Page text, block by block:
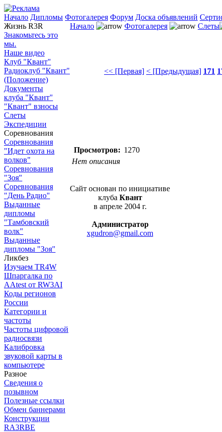
Начало Дипломы Фотогалерея Форум Доска объявлений
Жизнь R3R
Знакомьтесь это
мы.
Наше видео
Клуб "Квант"
Радиоклуб "Квант"
(Положение)
Документы
клуба "Квант"
"Квант" взносы
Слеты
Экспедиции
Соревнования
Соревнования
"Идет охота на
волков"
Соревнования
"Зоя"
Соревнования
"День Радио"
Выданные
дипломы
"Тамбовский
волк"
Выданные
дипломы "Зоя"
Ликбез
Изучаем TR4W
Шпаргалка по
AAtest от RW3AI
Коды регионов
России
Категории и
частоты
Частоты цифровой
радиосвязи
Калибровка
звуковой карты в
компьютере
Разное
Сведения о
позывном
Полезные ссылки
Обмен баннерами
Конструкции
RA3RBE
Начало Фотогалерея Слеты
<< [Первая] < [Предыдущая] 171
Просмотров: 1270
Нет описания
Сайт основан по инициативе
клуба Квант
в апреле 2004 г.
Администратор
xgudron@gmail.com